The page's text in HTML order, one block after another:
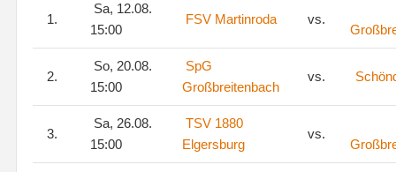
1.
Sa, 12.08.
15:00
FSV Martinroda vs.
2.
So, 20.08.
15:00
SpG
Großbreitenbach
vs.
3.
Sa, 26.08.
15:00
TSV 1880
Elgersburg
vs.